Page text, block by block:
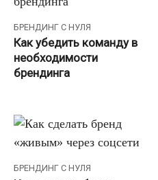
БРЕНДИНГ С НУЛЯ
Как убедить команду в
необходимости
брендинга
БРЕНДИНГ С НУЛЯ